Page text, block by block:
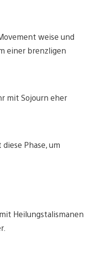
weise und
einer brenzligen
mit Sojourn eher
Phase, um
Heilungstalismanen